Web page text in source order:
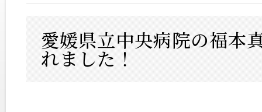
愛媛県立中央病院の福本
れました！